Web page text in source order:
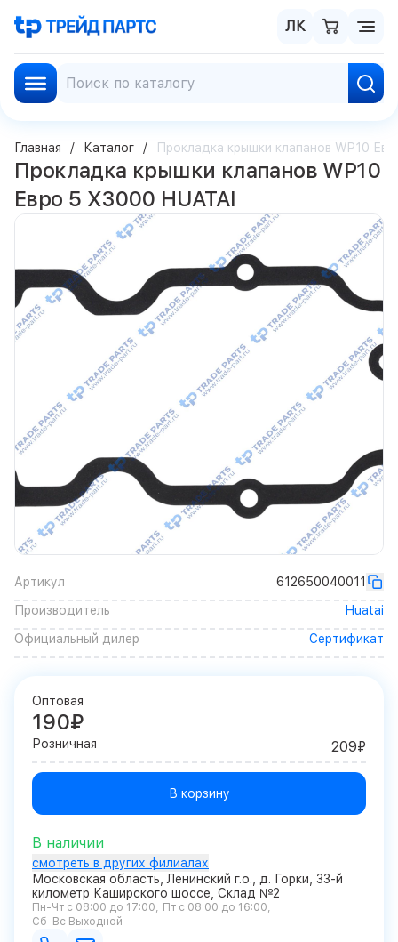
ЛК
Главная Каталог Прокладка крышки клапанов WP10
Прокладка крышки клапанов WP10
Евро 5 X3000 HUATAI
Артикул
612650040011
Производитель
Huatai
Официальный дилер
Сертификат
Оптовая
190₽
Розничная 209₽
В корзину
В наличии
смотреть в других филиалах
Московская область, Ленинский г.о., д. Горки, 33-й
километр Каширского шоссе, Склад №2
Пн-Чт с 08:00 до 17:00
Пт с 08:00 до 16:00
Сб-Вс Выходной